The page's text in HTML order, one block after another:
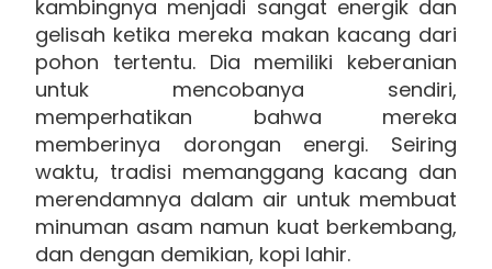
kambingnya menjadi sangat energik dan
gelisah ketika mereka makan kacang dari
pohon tertentu. Dia memiliki keberanian
untuk mencobanya sendiri,
memperhatikan bahwa mereka
memberinya dorongan energi. Seiring
waktu, tradisi memanggang kacang dan
merendamnya dalam air untuk membuat
minuman asam namun kuat berkembang,
dan dengan demikian, kopi lahir.